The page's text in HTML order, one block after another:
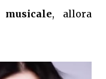
, allora